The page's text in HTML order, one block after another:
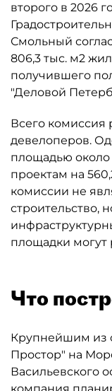
второго в 2026
Смольный
806,3 тыс. м2
получившего
"Деловой
Всего комиссия
девелоперов.
площадью около
проектам на
комиссии не
строительство,
площадки могут
Что
Крупнейшим из
Простор" на
Васильевского